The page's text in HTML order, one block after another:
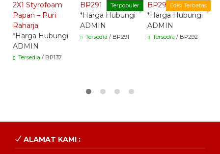
2X1 Styrofoam
Papan – Puri
Raharja
*Harga Hubungi
ADMIN
Tersedia / BP137
Terpopuler
BP291
*Harga Hubungi
ADMIN
Tersedia / BP291
Edisi Terbatas
BP292
*Harga Hubungi
ADMIN
Tersedia / BP292
ALAMAT KAMI :